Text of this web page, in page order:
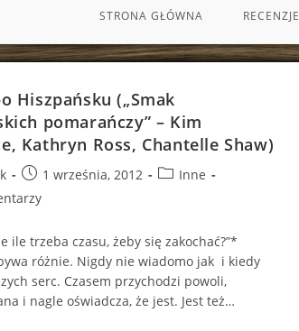
STRONA GŁÓWNA RECENZJE
Hiszpańsku („Smak
pomarańczy” – Kim
Kathryn Ross, Chantelle Shaw)
Post
published:
1 września, 2012
PostInne
trzeba czasu, żeby się zakochać?”*
różnie. Nigdy nie wiadomo jak i kiedy
serc. Czasem przychodzi powoli,
i nagle oświadcza, że jest. Jest też…